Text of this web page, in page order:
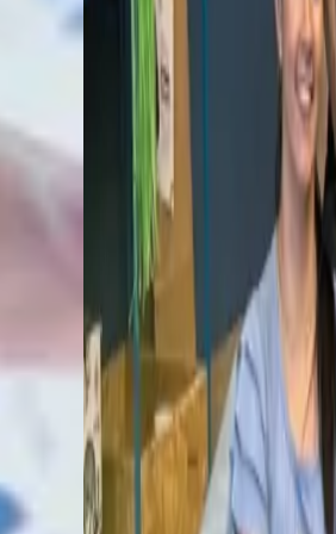
ANO
Saiba Mais